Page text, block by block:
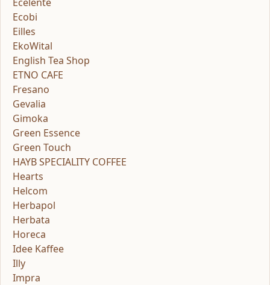
Ecobi
Eilles
EkoWital
English Tea Shop
ETNO CAFE
Fresano
Gevalia
Gimoka
Green Essence
Green Touch
HAYB SPECIALITY COFFEE
Hearts
Helcom
Herbapol
Herbata
Horeca
Idee Kaffee
Illy
Impra